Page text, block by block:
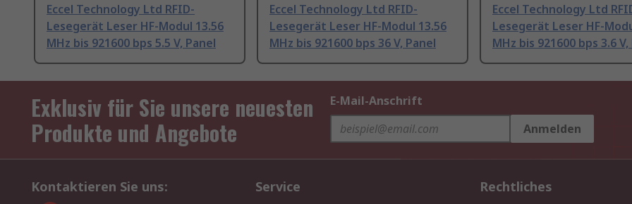
Eccel Technology Ltd RFID-
Lesegerät Leser HF-Modul 13.56
MHz bis 921600 bps 5.5 V, Panel
Eccel Technology Ltd RFID-
Lesegerät Leser HF-Modul 13.56
MHz bis 921600 bps 36 V, Panel
Eccel Technology Ltd
Lesegerät Leser HF-
MHz bis 921600 bps 3.6
Exklusiv für Sie unsere neuesten
Produkte und Angebote
E-Mail-Anschrift
Anmelden
Kontaktieren Sie uns: Service Rechtliches